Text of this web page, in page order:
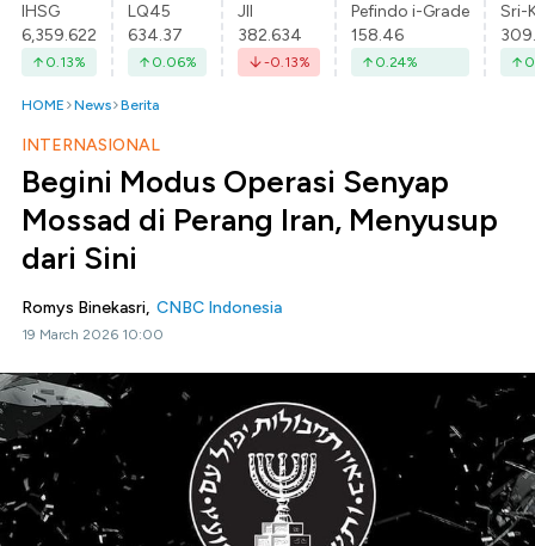
IHSG
6,359.622
0.13%
LQ45
634.37
0.06%
JII
382.634
-0.13%
Pefindo i-Grade
158.46
0.24%
Sri-
HOME News Berita
INTERNASIONAL
Begini Modus Operasi Senyap
Mossad di Perang Iran, Menyusup
dari Sini
Romys Binekasri, CNBC Indonesia
19 March 2026 10:00